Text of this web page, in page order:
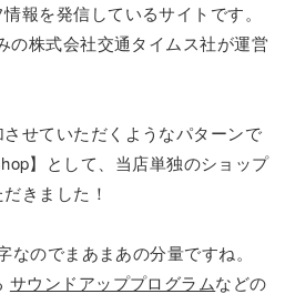
報を発信しているサイトです。
の株式会社交通タイムス社が運営
せていただくようなパターンで
】として、当店単独のショップ
きました！
のでまあまあの分量ですね。
サウンドアッププログラムなどの